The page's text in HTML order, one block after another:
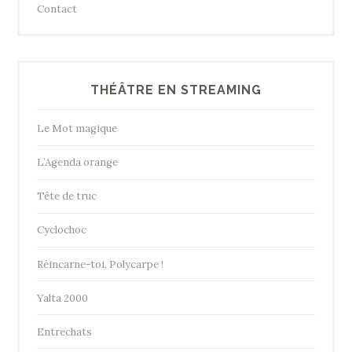
Contact
THÉÂTRE EN STREAMING
Le Mot magique
L’Agenda orange
Tête de truc
Cyclochoc
Réincarne-toi, Polycarpe !
Yalta 2000
Entrechats